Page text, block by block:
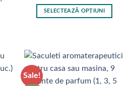
fi
alese
SELECTEAZĂ OPȚIUNI
mai
Sale!